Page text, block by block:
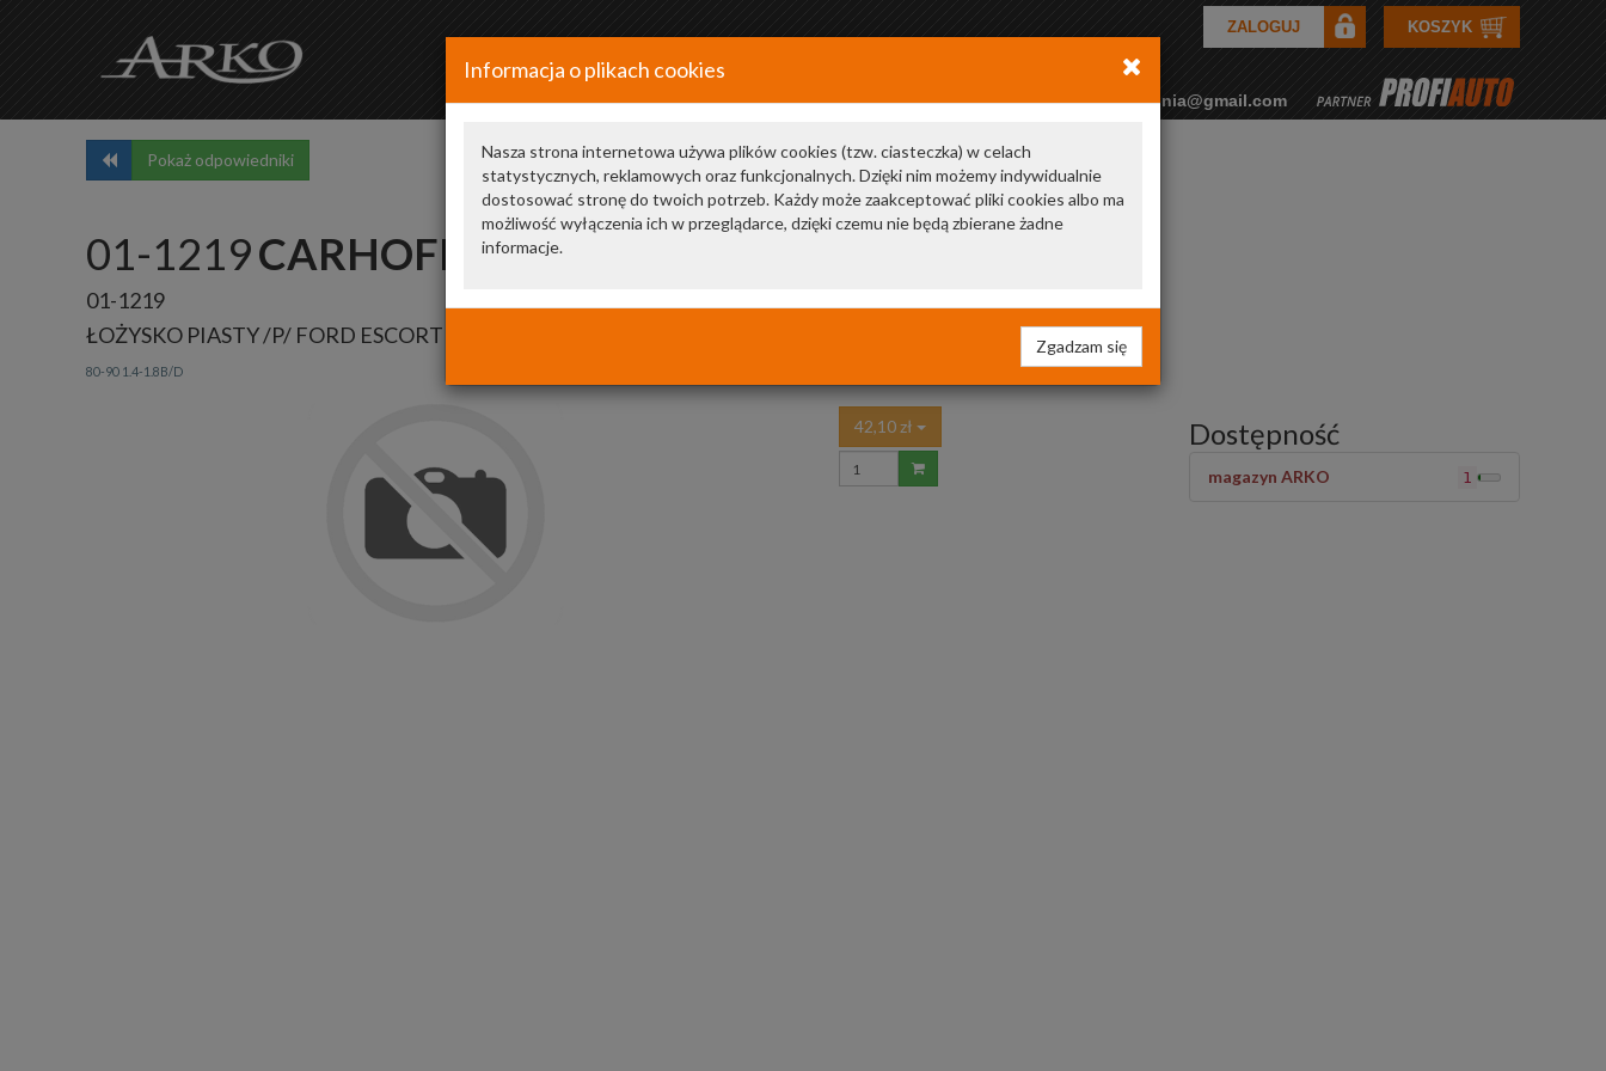
KOSZYK
ZALOGUJ
+48 34 366 20 20 arkozamowienia@gmail.com
Informacja o plikach cookies
Nasza strona internetowa używa plików cookies (tzw. ciasteczka) w celach
statystycznych, reklamowych oraz funkcjonalnych. Dzięki nim możemy indywidualnie
dostosować stronę do twoich potrzeb. Każdy może zaakceptować pliki cookies albo ma
możliwość wyłączenia ich w przeglądarce, dzięki czemu nie będą zbierane żadne
informacje.
Zgadzam się
Pokaż odpowiedniki
01-1219CARHOFF - GERMANY
01-1219
ŁOŻYSKO PIASTY /P/ FORD ESCORT
80-90 1.4-1.8B/D
42,10 zł Dostępność
magazyn ARKO 1